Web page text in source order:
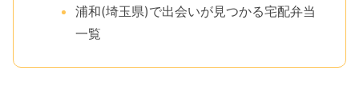
浦和(埼玉県)で出会いが見つかる宅配弁当
一覧